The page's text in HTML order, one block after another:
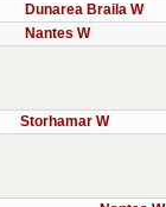
Dunarea Braila W
Nantes W
Storhamar W